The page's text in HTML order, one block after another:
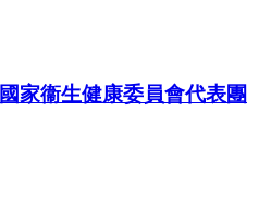
家衞生健康委員會代表團